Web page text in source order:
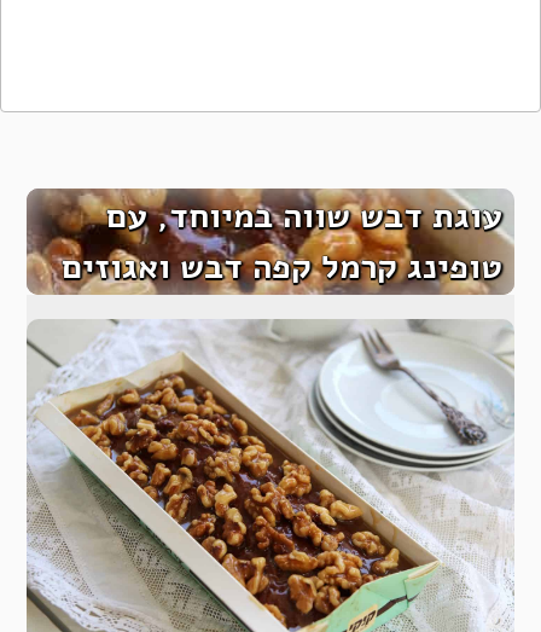
עוגת דבש שווה במיוחד, עם
טופינג קרמל קפה דבש ואגוזים